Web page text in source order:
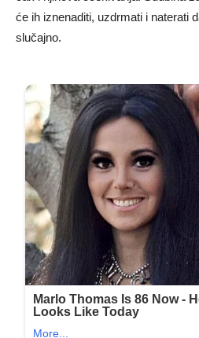
će ih iznenaditi, uzdrmati i naterati
slučajno.